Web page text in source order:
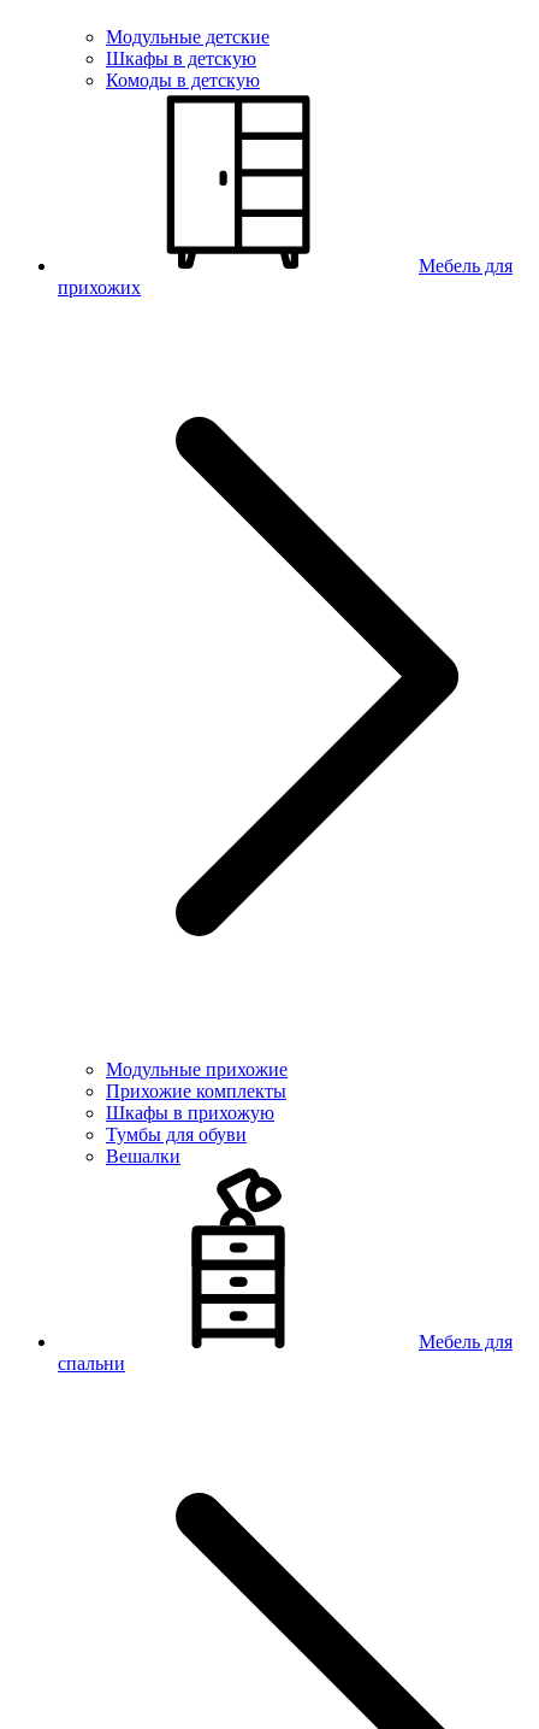
Модульные детские
Шкафы в детскую
Комоды в детскую
Мебель для
прихожих
Модульные прихожие
Прихожие комплекты
Шкафы в прихожую
Тумбы для обуви
Вешалки
Мебель для
спальни